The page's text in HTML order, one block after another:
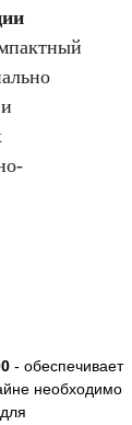
- обеспечивает
необходимо